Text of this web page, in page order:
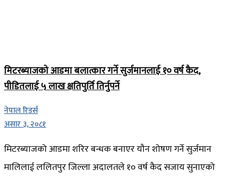
मिटरब्याजको आडमा बलात्कार गर्ने सुर्जमानलाई १० वर्ष कैद,
पीडितलाई ५ लाख क्षतिपुर्ति तिर्नुपर्ने
नेपाल रिडर्स
असार ३, २०८१
मिटरब्याजको आडमा शरिर बन्धक बनाएर यौन शोषण गर्ने सुर्जमान
मालिलाई ललितपुर जिल्ला अदालतले १० वर्ष कैद सजाय सुनाएको